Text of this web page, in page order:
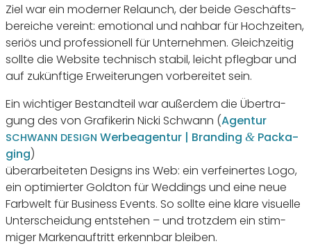
Ziel war ein moderner Relaunch, der beide Geschäfts­
be­reiche vereint: emotional und nahbar für Hoch­zeiten,
seriös und profes­sio­nell für Unter­nehmen. Gleich­zeitig
sollte die Website tech­nisch stabil, leicht pflegbar und
auf zukünf­tige Erwei­te­rungen vorbe­reitet sein.
Ein wich­tiger Bestand­teil war außerdem die Über­tra­
gung des von Grafi­kerin Nicki Schwann (Agentur
SCHWANN DESIGN Werbe­agentur | Bran­ding & Pack­a­
ging)
über­ar­bei­teten Designs ins Web: ein verfei­nertes Logo,
ein opti­mierter Goldton für Weddings und eine neue
Farb­welt für Busi­ness Events. So sollte eine klare visu­elle
Unter­schei­dung entstehen – und trotzdem ein stim­
miger Marken­auf­tritt erkennbar bleiben.